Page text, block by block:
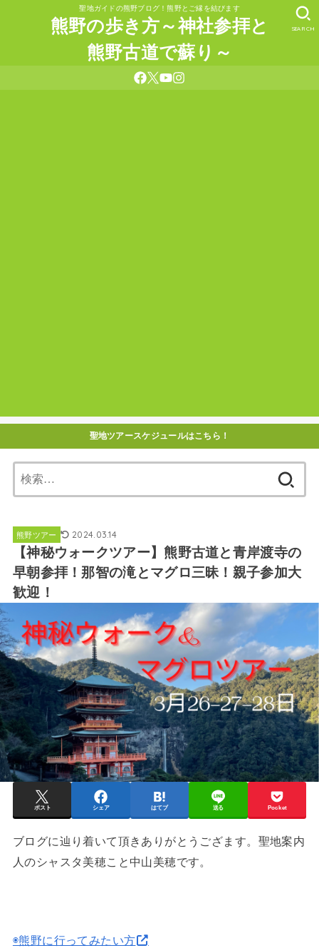
聖地ガイドの熊野ブログ！熊野とご縁を結びます
熊野の歩き方～神社参拝と
熊野古道で蘇り～
SEARCH
聖地ツアースケジュールはこちら！
索:
熊野ツアー 2024.03.14
【神秘ウォークツアー】熊野古道と青岸渡寺の
早朝参拝！那智の滝とマグロ三昧！親子参加大
歓迎！
ポスト シェア はてブ 送る Pocket
ブログに辿り着いて頂きありがとうござます。聖地案内
人のシャスタ美穂こと中山美穂です。
◉熊野に行ってみたい方